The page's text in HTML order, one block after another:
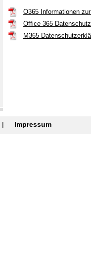
O365 Informationen
Office 365
M365
| Impressum